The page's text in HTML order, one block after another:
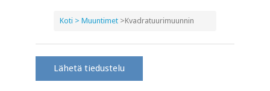
Koti > Muuntimet >Kvadratuurimuunnin
Lähetä tiedustelu